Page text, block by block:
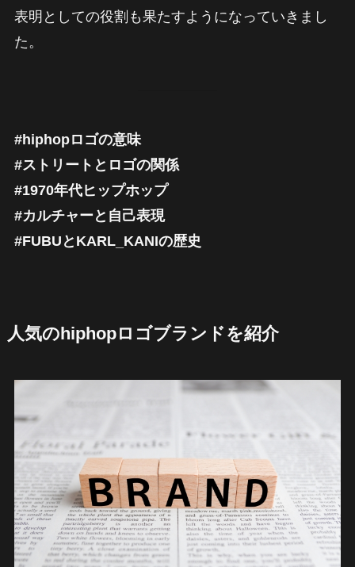
表明としての役割も果たすようになっていきまし
た。
#hiphopロゴの意味
#ストリートとロゴの関係
#1970年代ヒップホップ
#カルチャーと自己表現
#FUBUとKARL_KANIの歴史
人気のhiphopロゴブランドを紹介